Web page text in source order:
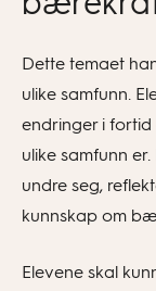
Dette temaet
ulike samfunn.
endringer i
ulike samfunn
undre seg,
kunnskap om
Elevene skal